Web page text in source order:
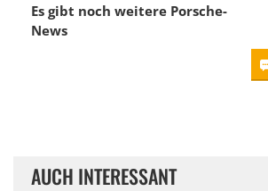
Es gibt noch weitere Porsche-
News
AUCH INTERESSANT